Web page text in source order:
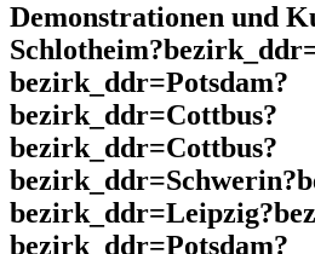
Demonstrationen und
bezirk_ddr=Potsdam?
bezirk_ddr=Cottbus?
bezirk_ddr=Cottbus?
bezirk_ddr=Potsdam?